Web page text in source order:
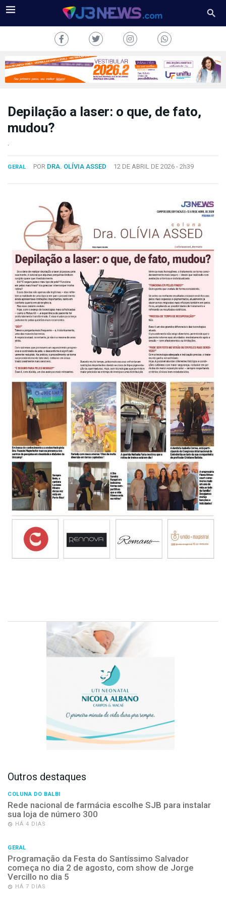
J3NEWS
FALE
Desenvolvido
Hesea
Tecnologia
Sistemas
Depilação a laser: o que, de fato,
mudou?
GERAL POR DRA. OLÍVIA ASSED 12 DE ABRIL DE 2026 - 2h39
Outros destaques
COLUNA DO BALBI
Rede nacional de farmácia escolhe SJB para instalar
sua loja de número 300
HÁ 4 DIAS
GERAL
Programação da Festa do Santíssimo Salvador
começa no dia 2 de agosto, com show de Jorge
Vercillo no dia 5
HÁ 7 DIAS